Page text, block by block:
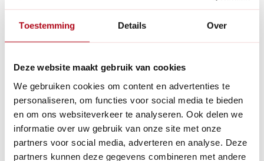
Toestemming Details Over
Deze website maakt gebruik van cookies
We gebruiken cookies om content en advertenties te
personaliseren, om functies voor social media te bieden
en om ons websiteverkeer te analyseren. Ook delen we
informatie over uw gebruik van onze site met onze
partners voor social media, adverteren en analyse. Deze
partners kunnen deze gegevens combineren met andere
gereedschap. Laat daarom de ontvanger van je cadeau zelf
Lees meer
Betaal achteraf met Riverty.
Gratis verzendenvanaf € 60 in België en Nederland.*
14dagen bedenktijd
Al28 jaar de tuinspecialist voor tuinliefhebbers
Nieuw:Haal je bestelling in Wilnis bij ons op!